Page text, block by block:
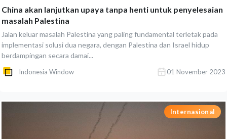
China akan lanjutkan upaya tanpa henti untuk penyelesaian
masalah Palestina
Jalan keluar masalah Palestina yang paling fundamental terletak pada
implementasi solusi dua negara, dengan Palestina dan Israel hidup
berdampingan secara damai...
Indonesia Window 01 November 2023
Internasional